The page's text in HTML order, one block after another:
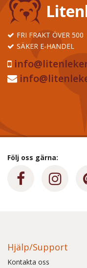
FRI FRAKT ÖVER 500
SÄKER E-HANDEL
Följ oss gärna:
Hjälp/Support
Kontakta oss